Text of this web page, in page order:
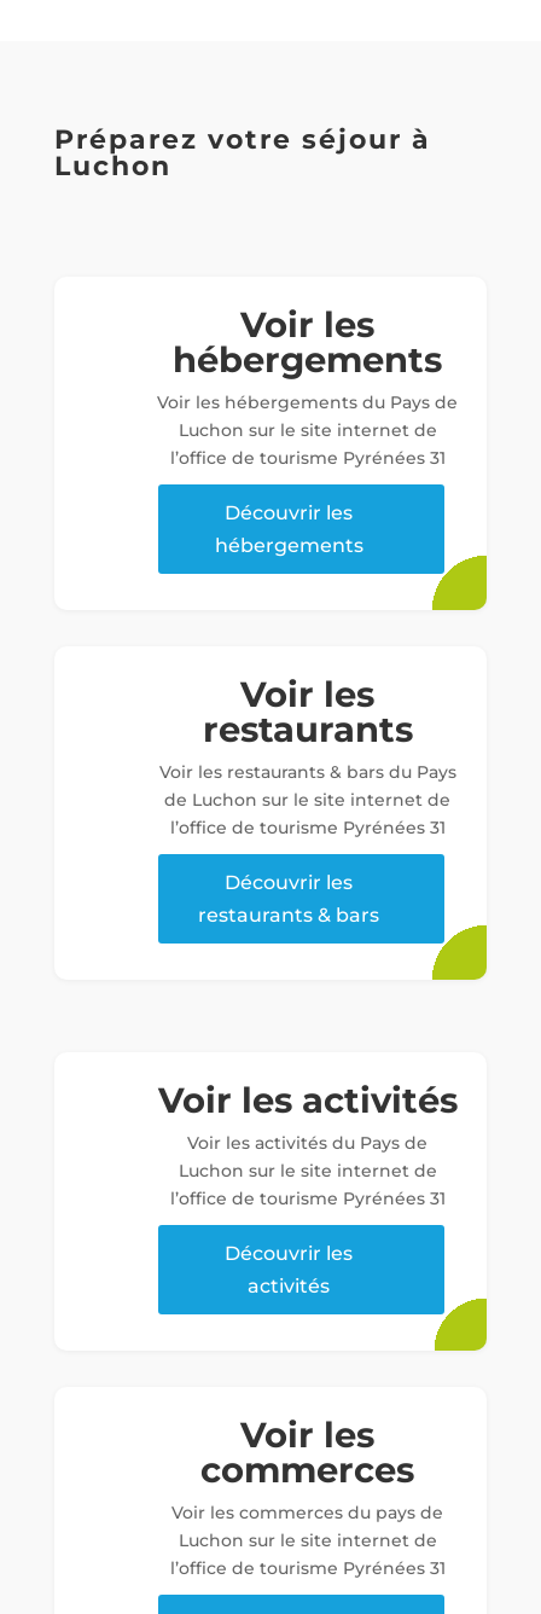
Préparez votre séjour à
Luchon
Voir les
hébergements
Voir les hébergements du Pays de
Luchon sur le site internet de
l’office de tourisme Pyrénées 31
Découvrir les
hébergements
Voir les
restaurants
Voir les restaurants & bars du Pays
de Luchon sur le site internet de
l’office de tourisme Pyrénées 31
Découvrir les
restaurants & bars
Voir les activités
Voir les activités du Pays de
Luchon sur le site internet de
l’office de tourisme Pyrénées 31
Découvrir les
activités
Voir les
commerces
Voir les commerces du pays de
Luchon sur le site internet de
l’office de tourisme Pyrénées 31